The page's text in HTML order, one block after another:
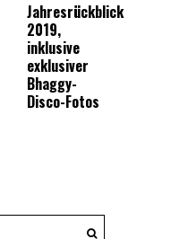
Jahresrückblick
2019,
inklusive
exklusiver
Bhaggy-
Disco-Fotos